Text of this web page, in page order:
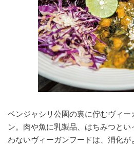
ベンジャシリ公園の裏に佇むヴィー
ン。肉や魚に乳製品、はちみつと
わないヴィーガンフードは、消化